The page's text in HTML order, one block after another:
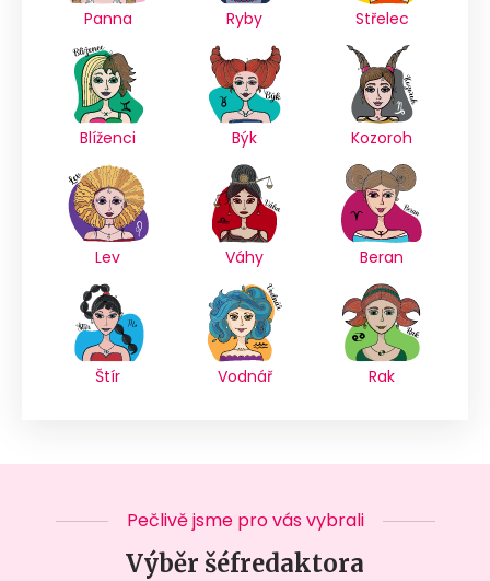
Panna Ryby Střelec
Blíženci Býk Kozoroh
Lev Váhy Beran
Štír Vodnář Rak
Pečlivě jsme pro vás vybrali
Výběr šéfredaktora